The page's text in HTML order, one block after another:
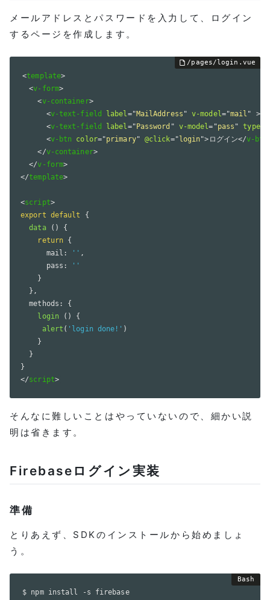
メールアドレスとパスワードを入力して、ログイン
するページを作成します。
<template>
<v-form>
<v-container>
<v-text-field label ="MailAddress " v-model ="mail " ></
<v-text-field label ="Password " v-model= "pass " type=
<v-btn color="primary" @click="login"> ログイン</v-btn
</v-container>
</v-form>
</template>
<script>
export default
{
data
( )
{
return {
      mail
: '' ,
      pass
:
''
}
} ,
  methods
:
{
login
( )
{
alert ( 'login done!' )
}
}
}
</script>
そんなに難しいことはやっていないので、細かい説
明は省きます。
Firebaseログイン実装
準備
とりあえず、SDKのインストールから始めましょ
う。
$ npm install -s firebase